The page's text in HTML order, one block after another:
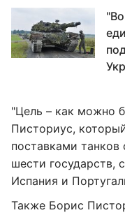
"Цель – как можно
Писториус,
поставками
шести государств,
Испания и
Также Борис